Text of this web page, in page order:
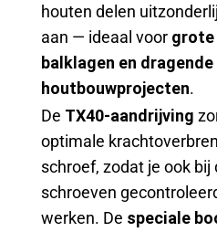
houten delen
aan — ideaal voor
balklagen en dragende
houtbouwprojecten.
De TX40-aandrijving
optimale
schroef, zodat je ook bij
schroeven
werken. De speciale